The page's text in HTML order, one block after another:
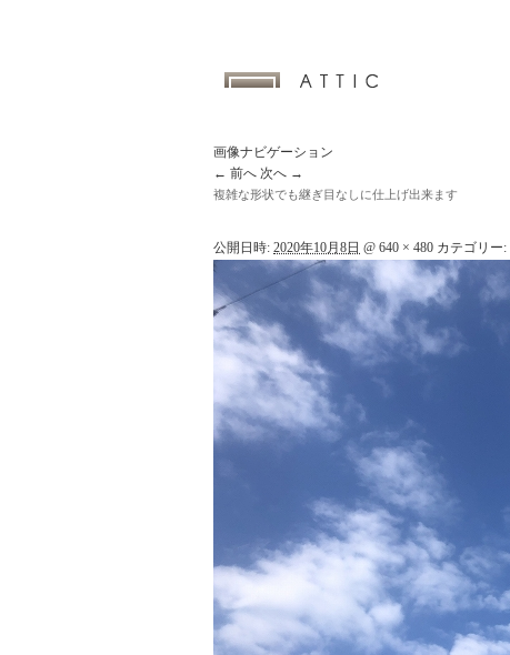
画像ナビゲーション
← 前へ 次へ →
複雑な形状でも継ぎ目なしに仕上げ出来ます
公開日時: 2020年10月8日 @ 640 × 480 カテゴリー: